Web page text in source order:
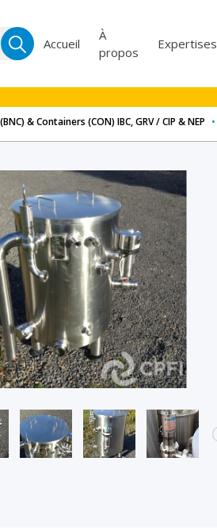
Recherche
pour :
Accueil
À
propos
Expertises
& Containers (CON) IBC, GRV / CIP & NEP •